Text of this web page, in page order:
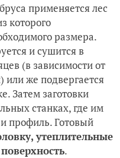
применяется лес
которого
размера.
и сушится в
(в зависимости от
или же подвергается
Затем заготовки
станках, где им
профиль. Готовый
утеплительные
.